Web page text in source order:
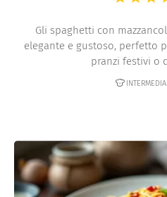
Gli spaghetti con
elegante e gustoso, perfetto
pranzi festivi o
INTERMEDIA